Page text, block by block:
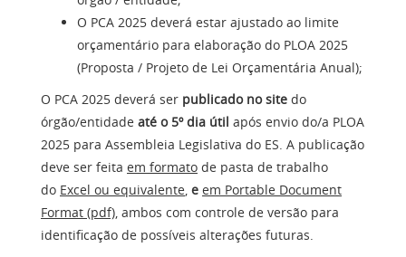
O PCA 2025 deverá estar ajustado ao limite
orçamentário para elaboração do PLOA 2025
(Proposta / Projeto de Lei Orçamentária Anual);
O PCA 2025 deverá ser publicado no site do
órgão/entidade até o 5º dia útil após envio do/a PLOA
2025 para Assembleia Legislativa do ES. A publicação
deve ser feita em formato de pasta de trabalho
do Excel ou equivalente, e em Portable Document
Format (pdf), ambos com controle de versão para
identificação de possíveis alterações futuras.